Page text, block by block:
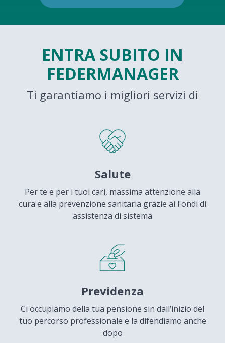
ENTRA SUBITO IN
FEDERMANAGER
Ti garantiamo i migliori servizi di
Salute
Per te e per i tuoi cari, massima attenzione alla
cura e alla prevenzione sanitaria grazie ai Fondi di
assistenza di sistema
Previdenza
Ci occupiamo della tua pensione sin dall’inizio del
tuo percorso professionale e la difendiamo anche
dopo